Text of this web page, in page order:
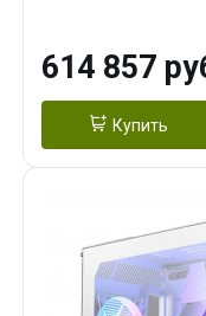
Turbo/ 1 ТБ
614 857
Купить